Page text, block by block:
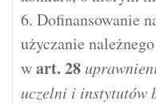
6. Dofinansowanie
użyczanie
wart. 28
uczelni i instytutów